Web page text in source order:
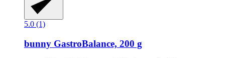
5.0 (1)
bunny GastroBalance, 200 g